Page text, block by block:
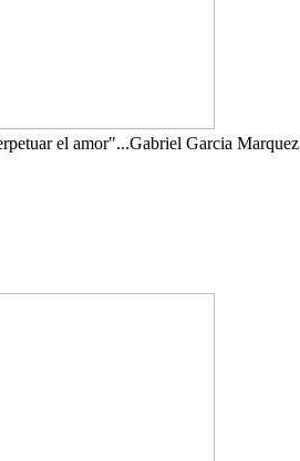
el amor"...Gabriel Garcia Marquez